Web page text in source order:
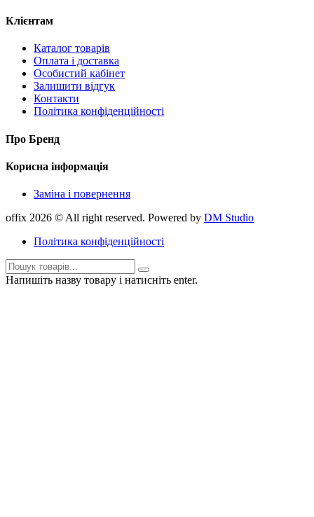
Клієнтам
Каталог товарів
Оплата і доставка
Особистий кабінет
Залишити відгук
Контакти
Політика конфіденційності
Про Бренд
Корисна інформація
Заміна і повернення
offix 2026 © All right reserved. Powered by DM Studio
Політика конфіденційності
Напишіть назву товару і натисніть enter.